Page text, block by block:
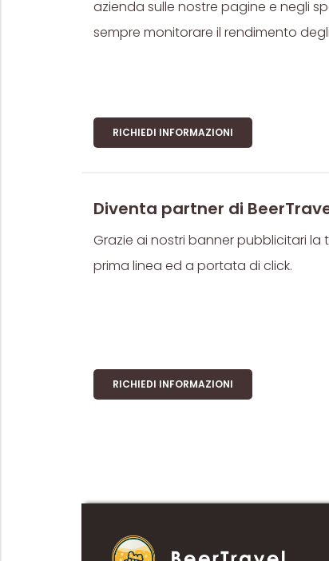
azienda sulle nostre pagine e negli
sempre monitorare il rendimento
RICHIEDI INFORMAZIONI
Diventa partner di
Grazie ai nostri banner pubblicitari la
prima linea ed a portata di click.
RICHIEDI INFORMAZIONI